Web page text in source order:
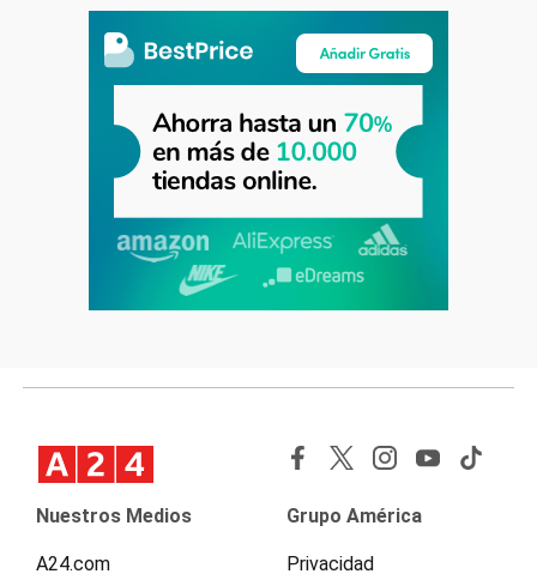
Nuestros Medios
A24.com
Grupo América
Privacidad